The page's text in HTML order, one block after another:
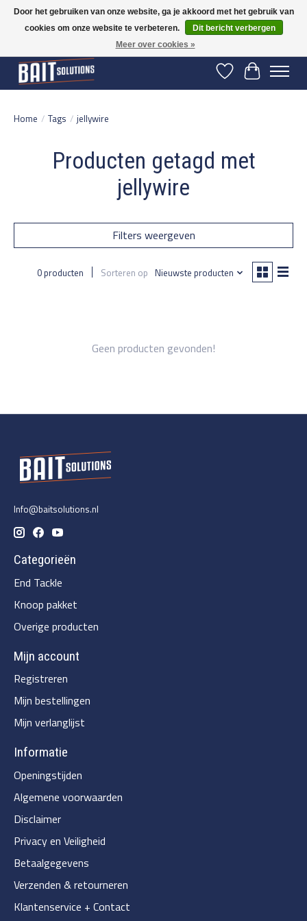
Gratis verzending vanaf 50 euro binnen NL | Op voorraad binnen 2-5 werkdagen
verzonden | België vanaf 70 euro gratis verzonden
Verlanglijst
Home / Tags / jellywire
Producten getagd met
jellywire
Filters weergeven
0 producten Sorteren op Nieuwste producten
Geen producten gevonden!
Info@baitsolutions.nl
Categorieën
End Tackle
Knoop pakket
Overige producten
Mijn account
Registreren
Mijn bestellingen
Mijn verlanglijst
Informatie
Openingstijden
Algemene voorwaarden
Disclaimer
Privacy en Veiligheid
Betaalgegevens
Verzenden & retourneren
Klantenservice + Contact
Door het gebruiken van onze website, ga je akkoord met het gebruik van
cookies om onze website te verbeteren.
Dit bericht verbergen
Meer over cookies »